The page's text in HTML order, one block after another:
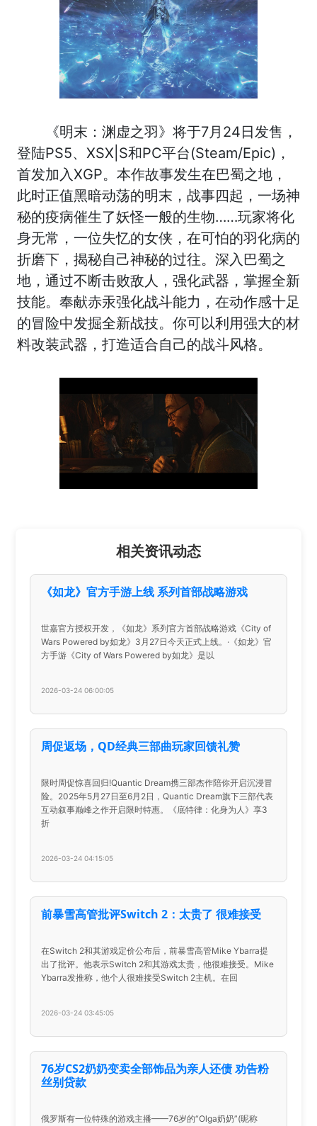
《明末：渊虚之羽》将于7月24日发售，
登陆PS5、XSX|S和PC平台(Steam/Epic)，
首发加入XGP。本作故事发生在巴蜀之地，
此时正值黑暗动荡的明末，战事四起，一场神
秘的疫病催生了妖怪一般的生物……玩家将化
身无常，一位失忆的女侠，在可怕的羽化病的
折磨下，揭秘自己神秘的过往。深入巴蜀之
地，通过不断击败敌人，强化武器，掌握全新
技能。奉献赤汞强化战斗能力，在动作感十足
的冒险中发掘全新战技。你可以利用强大的材
料改装武器，打造适合自己的战斗风格。
相关资讯动态
《如龙》官方手游上线 系列首部战略游戏
世嘉官方授权开发，《如龙》系列官方首部战略游戏《City of
Wars Powered by如龙》3月27日今天正式上线。·《如龙》官
方手游《City of Wars Powered by如龙》是以
2026-03-24 06:00:05
周促返场，QD经典三部曲玩家回馈礼赞
限时周促惊喜回归!Quantic Dream携三部杰作陪你开启沉浸冒
险。2025年5月27日至6月2日，Quantic Dream旗下三部代表
互动叙事巅峰之作开启限时特惠。《底特律：化身为人》享3
折
2026-03-24 04:15:05
前暴雪高管批评Switch 2：太贵了 很难接受
在Switch 2和其游戏定价公布后，前暴雪高管Mike Ybarra提
出了批评。他表示Switch 2和其游戏太贵，他很难接受。Mike
Ybarra发推称，他个人很难接受Switch 2主机。在回
2026-03-24 03:45:05
76岁CS2奶奶变卖全部饰品为亲人还债 劝告粉
丝别贷款
俄罗斯有一位特殊的游戏主播——76岁的“Olga奶奶”(昵称